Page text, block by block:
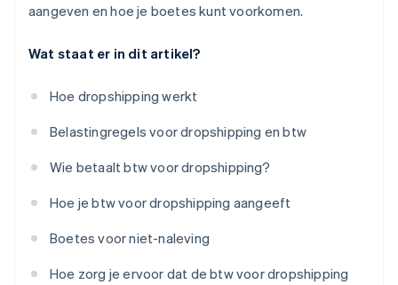
aangeven en hoe je boetes kunt voorkomen.
Wat staat er in dit artikel?
Hoe dropshipping werkt
Belastingregels voor dropshipping en btw
Wie betaalt btw voor dropshipping?
Hoe je btw voor dropshipping aangeeft
Boetes voor niet-naleving
Hoe zorg je ervoor dat de btw voor dropshipping